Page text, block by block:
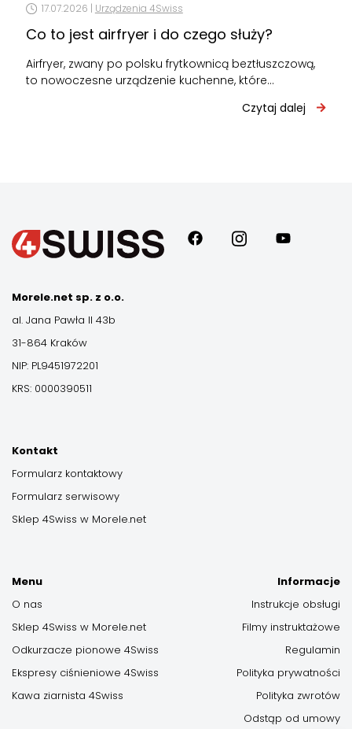
17.07.2026 | Urządzenia 4Swiss
Co to jest airfryer i do czego służy?
Airfryer, zwany po polsku frytkownicą beztłuszczową,
to nowoczesne urządzenie kuchenne, które
cyrkulującego gorącego powietrza zamiast…
Czytaj dalej
Morele.net sp. z o.o.
al. Jana Pawła II 43b
31-864 Kraków
NIP: PL9451972201
KRS: 0000390511
Kontakt
Formularz kontaktowy
Formularz serwisowy
Sklep 4Swiss w Morele.net
Menu
O nas
Sklep 4Swiss w Morele.net
Odkurzacze pionowe 4Swiss
Ekspresy ciśnieniowe 4Swiss
Kawa ziarnista 4Swiss
Informacje
Instrukcje obsługi
Filmy instruktażowe
Regulamin
Polityka prywatności
Polityka zwrotów
Odstąp od umowy